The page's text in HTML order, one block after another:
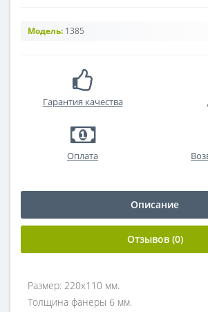
Модель: 1385
Гарантия качества
Оплата
Описание
Отзывов (0)
Размер: 220х110 мм.
Толщина фанеры 6 мм.